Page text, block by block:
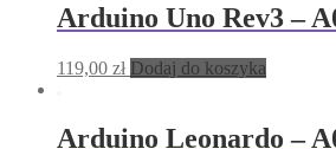
Arduino Uno Rev3 –
119,00 zł Dodaj do koszyka
Arduino Leonardo –